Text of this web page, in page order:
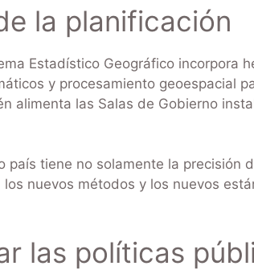
la planificación
Estadístico Geográfico incorpora
y procesamiento geoespacial
alimenta las Salas de Gobierno
tiene no solamente la precisión
nuevos métodos y los nuevos
las políticas